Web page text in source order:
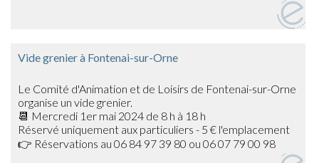
Vide grenier à Fontenai-sur-Orne
Le Comité d'Animation et de Loisirs de Fontenai-sur-Orne
organise un vide grenier.
📆 Mercredi 1er mai 2024 de 8 h à 18 h
Réservé uniquement aux particuliers - 5 € l'emplacement
👉 Réservations au 06 84 97 39 80 ou 06 07 79 00 98